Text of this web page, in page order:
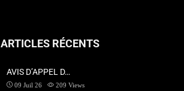
ARTICLES RÉCENTS
AVIS D’APPEL D…
09 Juil 26 209 Views